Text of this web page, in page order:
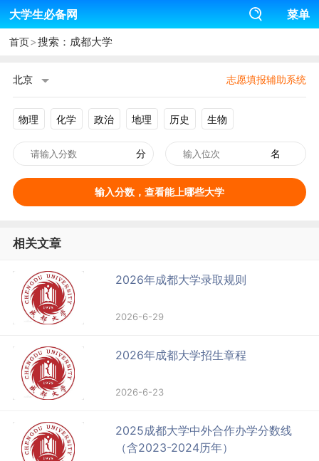
大学生必备网 菜单
首页>搜索：成都大学
北京 志愿填报辅助系统
物理 化学 政治 地理 历史 生物
分 名
输入分数，查看能上哪些大学
相关文章
2026年成都大学录取规则
2026-6-29
2026年成都大学招生章程
2026-6-23
2025成都大学中外合作办学分数线
（含2023-2024历年）